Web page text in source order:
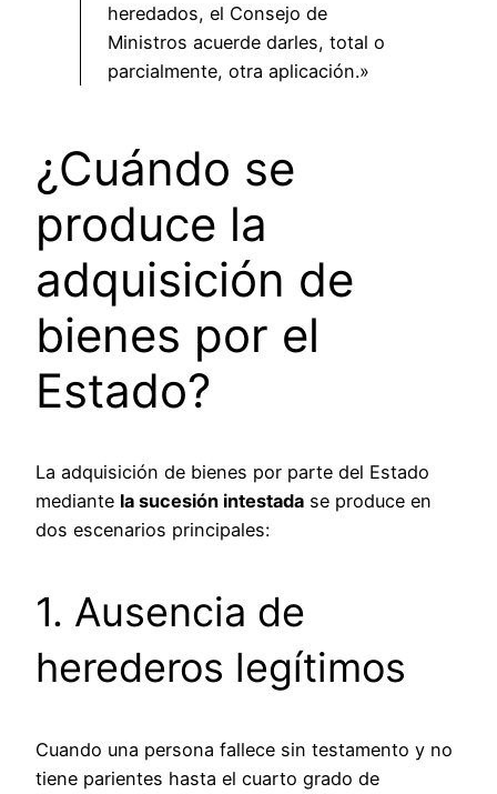
heredados, el Consejo de
Ministros acuerde darles, total o
parcialmente, otra aplicación.»
¿Cuándo se
produce la
adquisición de
bienes por el
Estado?
La adquisición de bienes por parte del Estado
mediante la sucesión intestada se produce en
dos escenarios principales:
1. Ausencia de
herederos legítimos
Cuando una persona fallece sin testamento y no
tiene parientes hasta el cuarto grado de